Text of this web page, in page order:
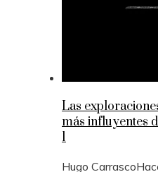
Las
más influyentes
1
Hugo Carrasco